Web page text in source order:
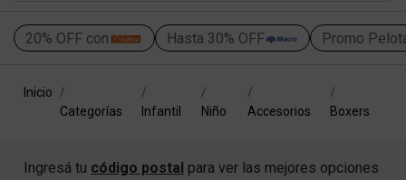
20% OFF con Hasta 30% OFF Promo
Inicio
Categorías
Infantil Niño Accesorios Boxers
Ingresá tu código postal para ver las mejores opciones